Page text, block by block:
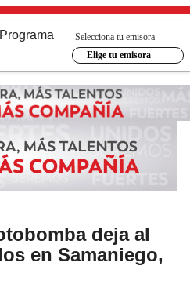
Programa
Selecciona tu emisora
Elige tu emisora
deja al
en Samaniego,